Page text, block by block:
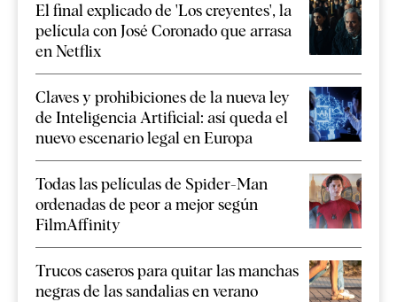
El final explicado de 'Los creyentes', la
película con José Coronado que arrasa
en Netflix
Claves y prohibiciones de la nueva ley
de Inteligencia Artificial: así queda el
nuevo escenario legal en Europa
Todas las películas de Spider-Man
ordenadas de peor a mejor según
FilmAffinity
Trucos caseros para quitar las manchas
negras de las sandalias en verano